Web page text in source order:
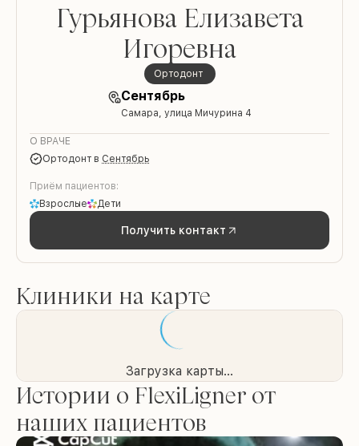
Гурьянова Елизавета
Игоревна
Ортодонт
Сентябрь
Самара, улица Мичурина 4
О ВРАЧЕ
Ортодонт в Сентябрь
Приём пациентов:
Взрослые
Дети
Получить контакт
Клиники на карте
Загрузка карты...
Истории о FlexiLigner от
наших пациентов